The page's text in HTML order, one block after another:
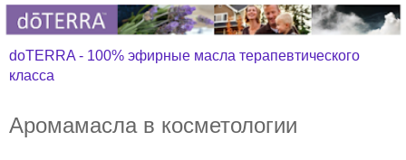
doTERRA - 100% эфирные масла терапевтического
класса
Аромамасла в косметологии